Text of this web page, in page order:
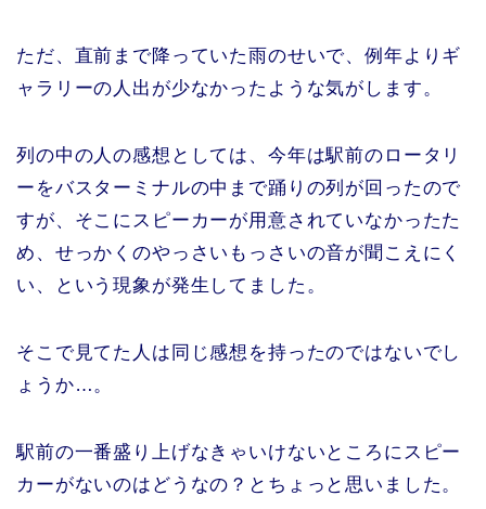
ただ、直前まで降っていた雨のせいで、例年よりギ
ャラリーの人出が少なかったような気がします。
列の中の人の感想としては、今年は駅前のロータリ
ーをバスターミナルの中まで踊りの列が回ったので
すが、そこにスピーカーが用意されていなかったた
め、せっかくのやっさいもっさいの音が聞こえにく
い、という現象が発生してました。
そこで見てた人は同じ感想を持ったのではないでし
ょうか…。
駅前の一番盛り上げなきゃいけないところにスピー
カーがないのはどうなの？とちょっと思いました。